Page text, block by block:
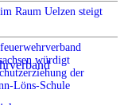
Raum Uelzen steigt
würdigt
der
Löns-Schule